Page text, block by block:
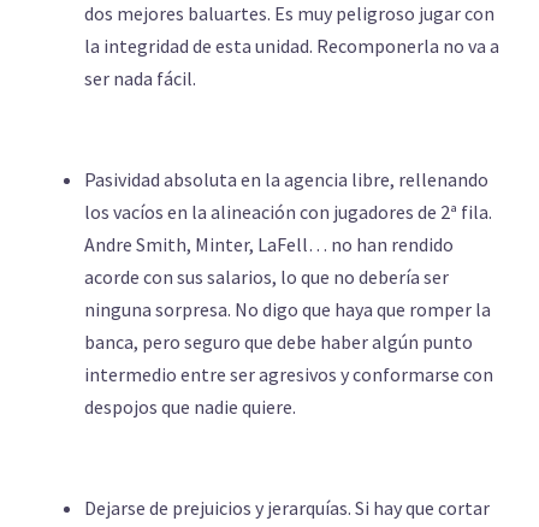
dos mejores baluartes. Es muy peligroso jugar con
la integridad de esta unidad. Recomponerla no va a
ser nada fácil.
Pasividad absoluta en la agencia libre, rellenando
los vacíos en la alineación con jugadores de 2ª fila.
Andre Smith, Minter, LaFell… no han rendido
acorde con sus salarios, lo que no debería ser
ninguna sorpresa. No digo que haya que romper la
banca, pero seguro que debe haber algún punto
intermedio entre ser agresivos y conformarse con
despojos que nadie quiere.
Dejarse de prejuicios y jerarquías. Si hay que cortar